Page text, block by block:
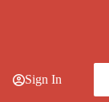
Sign In